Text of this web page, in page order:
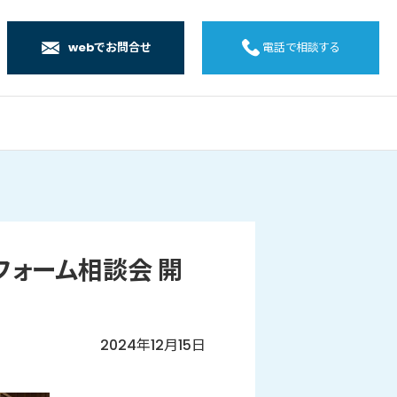
店
webでお問合せ 電話で相談する
ォーム相談会 開
2024年12月15日